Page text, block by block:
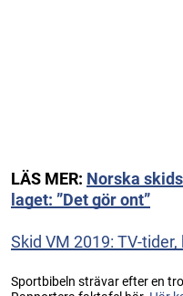
LÄS MER: Norska
laget: ”Det gör ont”
Skid VM 2019: TV-
Sportbibeln strävar efter en